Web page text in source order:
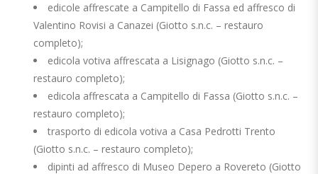
edicole affrescate a Campitello di Fassa ed affresco di
Valentino Rovisi a Canazei (Giotto s.n.c. – restauro
completo);
edicola votiva affrescata a Lisignago (Giotto s.n.c. –
restauro completo);
edicola affrescata a Campitello di Fassa (Giotto s.n.c. –
restauro completo);
trasporto di edicola votiva a Casa Pedrotti Trento
(Giotto s.n.c. – restauro completo);
dipinti ad affresco di Museo Depero a Rovereto (Giotto